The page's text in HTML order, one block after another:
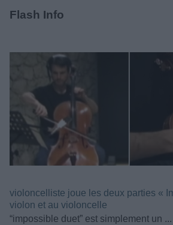
Flash Info
violoncelliste joue les deux parties «
violon et au violoncelle
“impossible duet” est simplement un ...